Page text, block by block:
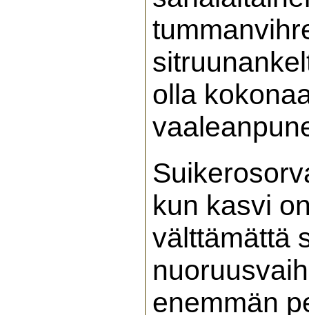
olla
kun kasvi
välttämättä
enemmän